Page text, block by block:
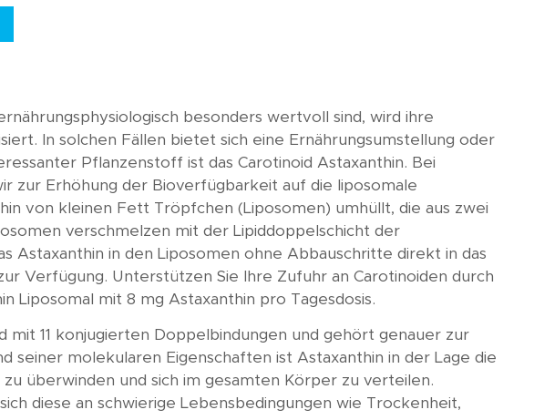
besonders wertvoll sind, wird ihre
In solchen Fällen bietet sich eine Ernährungsumstellung oder
Pflanzenstoff ist das Carotinoid Astaxanthin. Bei
zur Erhöhung der Bioverfügbarkeit auf die liposomale
von kleinen Fett Tröpfchen (Liposomen) umhüllt, die aus zwei
verschmelzen mit der Lipiddoppelschicht der
Astaxanthin in den Liposomen ohne Abbauschritte direkt in das
Verfügung. Unterstützen Sie Ihre Zufuhr an Carotinoiden durch
Liposomal mit 8 mg Astaxanthin pro Tagesdosis.
mit 11 konjugierten Doppelbindungen und gehört genauer zur
seiner molekularen Eigenschaften ist Astaxanthin in der Lage die
überwinden und sich im gesamten Körper zu verteilen.
diese an schwierige Lebensbedingungen wie Trockenheit,